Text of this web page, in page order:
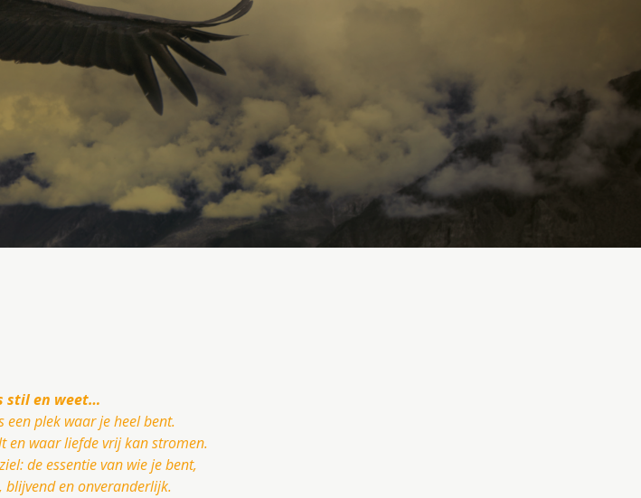
stil en weet…
een plek waar je heel bent.
en waar liefde vrij kan stromen.
de essentie van wie je bent,
blijvend en onveranderlijk.